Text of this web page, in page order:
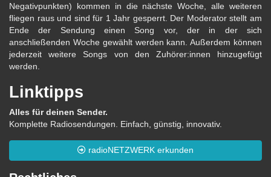
Negativpunkten) kommen in die nächste Woche, alle weiteren
fliegen raus und sind für 1 Jahr gesperrt. Der Moderator stellt am
Ende der Sendung einen Song vor, der in der sich
anschließenden Woche gewählt werden kann. Außerdem können
jederzeit weitere Songs von den Zuhörer:innen hinzugefügt
werden.
Linktipps
Alles für deinen Sender.
Komplette Radiosendungen. Einfach, günstig, innovativ.
radioNETZWERK erkunden